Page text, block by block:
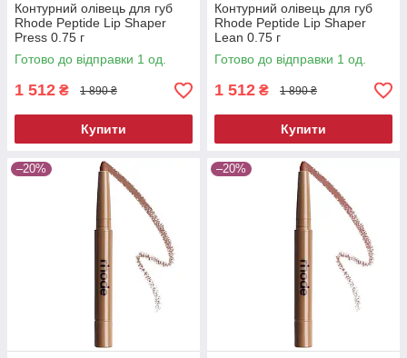
Контурний олівець для губ
Rhode Peptide Lip Shaper
Press 0.75 г
Готово до відправки 1 од.
1 512 ₴ 1 890 ₴
Купити
Контурний олівець для губ
Rhode Peptide Lip Shaper
Lean 0.75 г
Готово до відправки 1 од.
1 512 ₴ 1 890 ₴
Купити
–20% –20%